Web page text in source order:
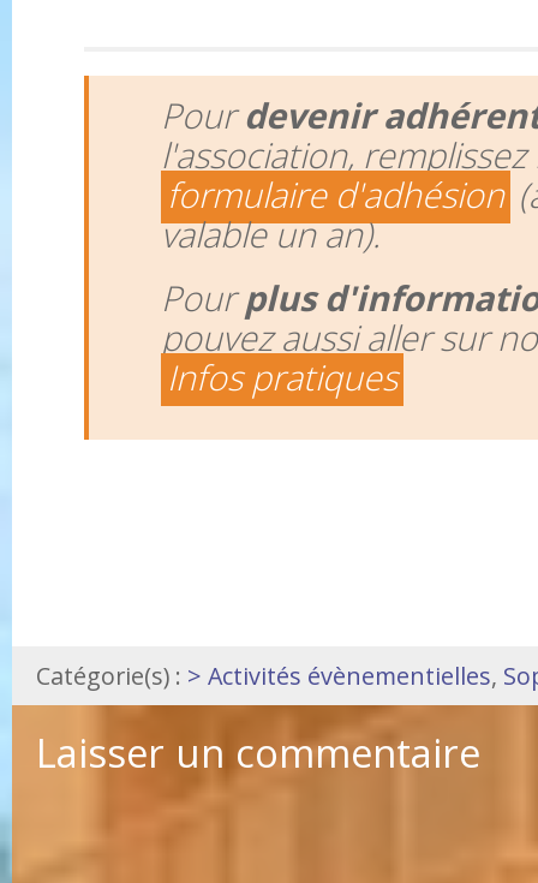
Pourdevenir
l'association, remplissez
formulaire d'adhésion
valable un an).
Pourplus
pouvez aussi aller sur
Infos pratiques
Catégorie(s) : > Activités évènementielles,
Laisser un commentaire